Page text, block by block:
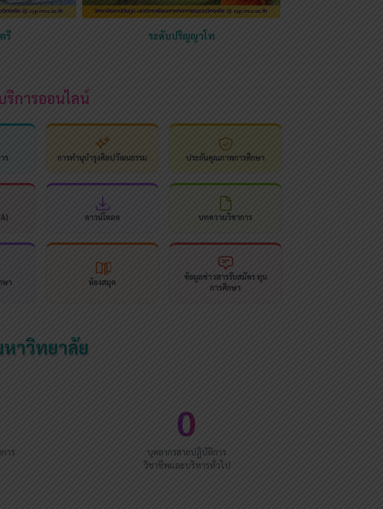
รี ระดับปริญญาโท
การออนไลน์
ร การทำนุบำรุงศิลปวัฒนธรรม ประกันคุณภาพการศึกษา
ดาวน์โหลด บทความวิชาการ
ษา ห้องสมุด
ข้อมูลข่าวสารรับสมัคร ทุน
การศึกษา
าวิทยาลัย
าร
0
บุคลากรสายปฏิบัติการ
วิชาชีพและบริหารทั่วไป